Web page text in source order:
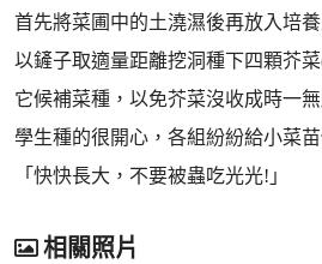
首先將菜圃中的土澆濕後再放入培
以鏟子取適量距離挖洞種下四顆芥
它候補菜種，以免芥菜沒收成時一無
學生種的很開心，各組紛紛給小菜
「快快長大，不要被蟲吃光光!」
相關照片